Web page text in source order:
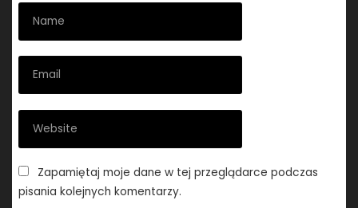
Zapamiętaj moje dane w tej przeglądarce podczas
pisania kolejnych komentarzy.